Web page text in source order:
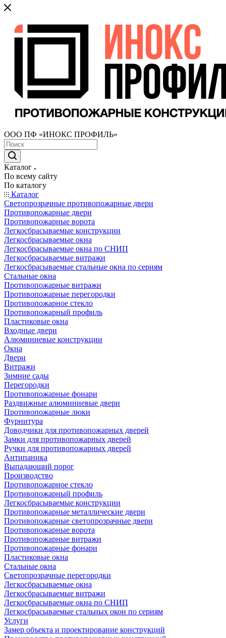
ООО ПФ «ИНОКС ПРОФИЛЬ»
Каталог
По всему сайту
По каталогу
Каталог
Светопрозрачные противопожарные двери
Противопожарные двери
Противопожарные ворота
Легкосбрасываемые конструкции
Легкосбрасываемые окна
Легкосбрасываемые окна по СНИП
Легкосбрасываемые витражи
Легкосбрасываемые стальные окна по сериям
Стальные окна
Противопожарные витражи
Противопожарные перегородки
Противопожарное стекло
Противопожарный профиль
Пластиковые окна
Входные двери
Алюминиевые конструкции
Окна
Двери
Витражи
Зимние сады
Перегородки
Противопожарные фонари
Раздвижные алюминиевые двери
Противопожарные люки
Фурнитура
Доводчики для противопожарных дверей
Замки для противопожарных дверей
Ручки для противопожарных дверей
Антипаника
Выпадающий порог
Производство
Противопожарное стекло
Противопожарный профиль
Легкосбрасываемые конструкции
Противопожарные металлические двери
Противопожарные светопрозрачные двери
Противопожарные ворота
Противопожарные витражи
Противопожарные фонари
Пластиковые окна
Стальные окна
Светопрозрачные перегородки
Легкосбрасываемые окна
Легкосбрасываемые витражи
Легкосбрасываемые окна по СНИП
Легкосбрасываемые стальных окон по сериям
Услуги
Замер объекта и проектирование конструкций